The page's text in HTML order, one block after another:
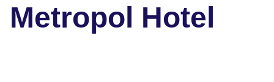
Metropol Hotel